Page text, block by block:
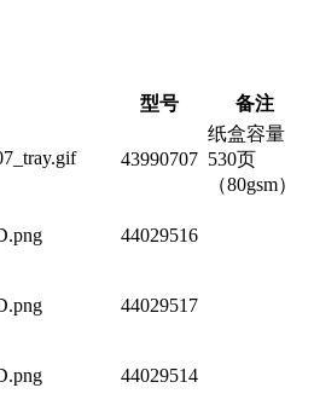
型号 备注
43990707
纸盒容量
530页
（80gsm）
44029516
44029517
44029514